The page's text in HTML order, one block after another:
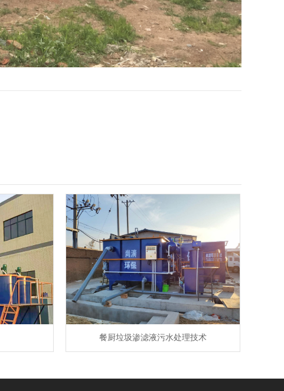
餐厨垃圾渗滤液污水处理技术